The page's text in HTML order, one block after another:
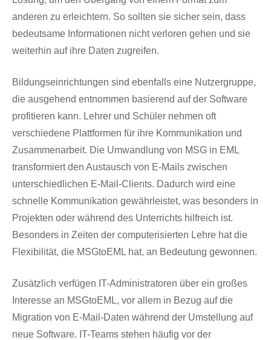
anderen zu erleichtern. So sollten sie sicher sein, dass
bedeutsame Informationen nicht verloren gehen und sie
weiterhin auf ihre Daten zugreifen.
Bildungseinrichtungen sind ebenfalls eine Nutzergruppe,
die ausgehend entnommen basierend auf der Software
profitieren kann. Lehrer und Schüler nehmen oft
verschiedene Plattformen für ihre Kommunikation und
Zusammenarbeit. Die Umwandlung von MSG in EML
transformiert den Austausch von E-Mails zwischen
unterschiedlichen E-Mail-Clients. Dadurch wird eine
schnelle Kommunikation gewährleistet, was besonders in
Projekten oder während des Unterrichts hilfreich ist.
Besonders in Zeiten der computerisierten Lehre hat die
Flexibilität, die MSGtoEML hat, an Bedeutung gewonnen.
Zusätzlich verfügen IT-Administratoren über ein großes
Interesse an MSGtoEML, vor allem in Bezug auf die
Migration von E-Mail-Daten während der Umstellung auf
neue Software. IT-Teams stehen häufig vor der